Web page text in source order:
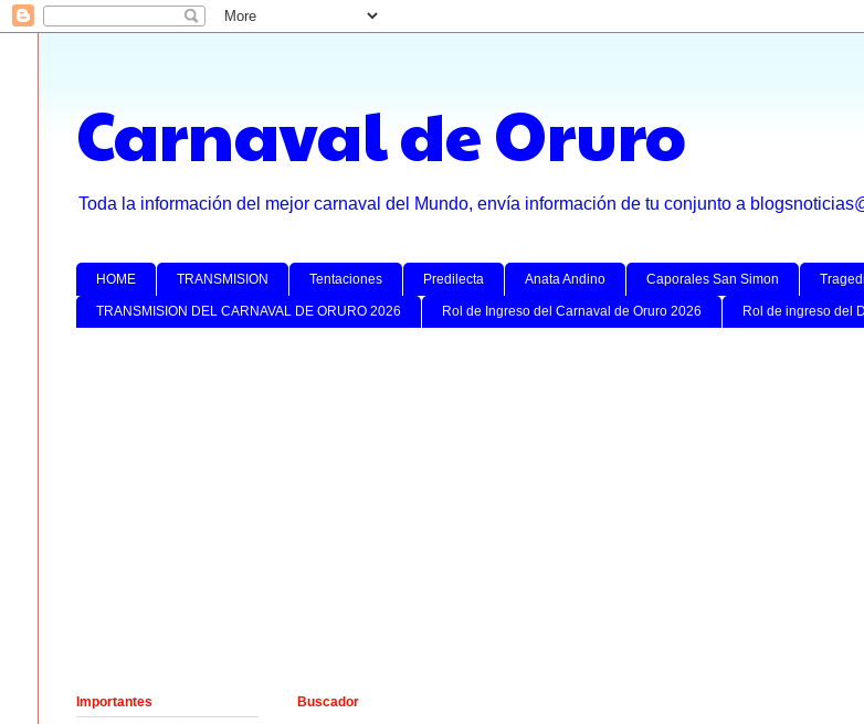
Carnaval de Oruro
Toda la información del mejor carnaval del Mundo, envía información de tu conjunto a
HOME TRANSMISION Tentaciones Predilecta Anata Andino Caporales San Simon
TRANSMISION DEL CARNAVAL DE ORURO 2026 Rol de Ingreso del Carnaval de Oruro 2026 Rol de ingreso del
Buscador
Importantes